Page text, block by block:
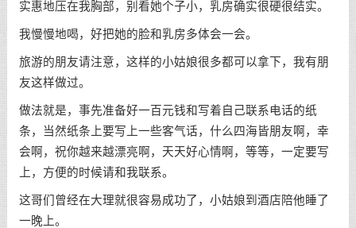
实惠地压在我胸部，别看她个子小，乳房确实很硬很结实。
我慢慢地喝，好把她的脸和乳房多体会一会。
旅游的朋友请注意，这样的小姑娘很多都可以拿下，我有朋
友这样做过。
做法就是，事先准备好一百元钱和写着自己联系电话的纸
条，当然纸条上要写上一些客气话，什么四海皆朋友啊，幸
会啊，祝你越来越漂亮啊，天天好心情啊，等等，一定要写
上，方便的时候请和我联系。
这哥们曾经在大理就很容易成功了，小姑娘到酒店陪他睡了
一晚上。